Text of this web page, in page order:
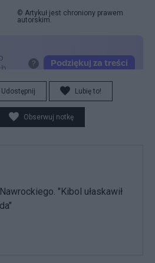
© Artykuł jest chroniony prawem
autorskim.
Udostępnij Lubię to!
Obserwuj notkę
"Kibol ułaskawił